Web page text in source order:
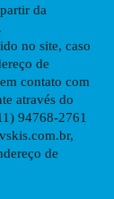
da
no site, caso
de
contato com
através do
94768-2761
,
de